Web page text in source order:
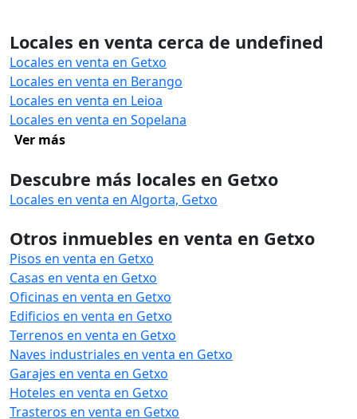
Locales en venta cerca de undefined
Locales en venta en Getxo
Locales en venta en Berango
Locales en venta en Leioa
Locales en venta en Sopelana
Ver más
Descubre más locales en Getxo
Locales en venta en Algorta, Getxo
Otros inmuebles en venta en Getxo
Pisos en venta en Getxo
Casas en venta en Getxo
Oficinas en venta en Getxo
Edificios en venta en Getxo
Terrenos en venta en Getxo
Naves industriales en venta en Getxo
Garajes en venta en Getxo
Hoteles en venta en Getxo
Trasteros en venta en Getxo